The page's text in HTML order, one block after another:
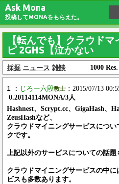
Ask Mona
投稿してMONAをもらえた。
【転んでも】クラウド
ピ 2GHS【泣かない
採掘 ニュース 雑談 1000
1 ： じろー六段教士 ：2015/07/13
0.20114114MONA/3人
Hashnest、Scrypt.cc、GigaHash、
ZeusHashなど、
クラウドマイニングサービスにつ
クです。
上記以外のサービスについての話題
クラウドマイニングサービスの中
ビスも多数あります。